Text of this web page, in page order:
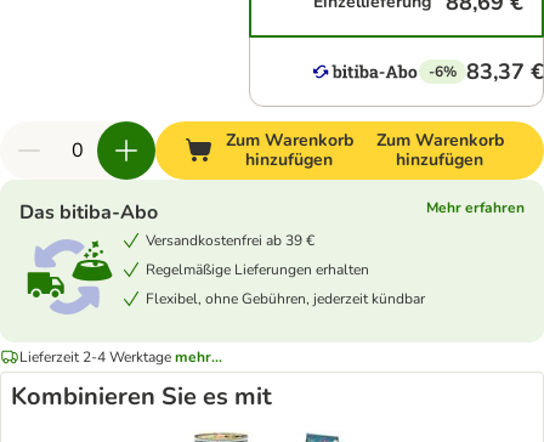
-6% 83,37 €
Zum Warenkorb
hinzufügen
Zum Warenkorb
hinzufügen
Das bitiba-Abo
Mehr erfahren
Versandkostenfrei ab 39 €
Regelmäßige Lieferungen erhalten
Flexibel, ohne Gebühren, jederzeit kündbar
Lieferzeit 2-4 Werktagemehr...
Kombinieren Sie es mit